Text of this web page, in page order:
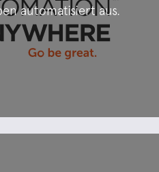
automatisiert aus.